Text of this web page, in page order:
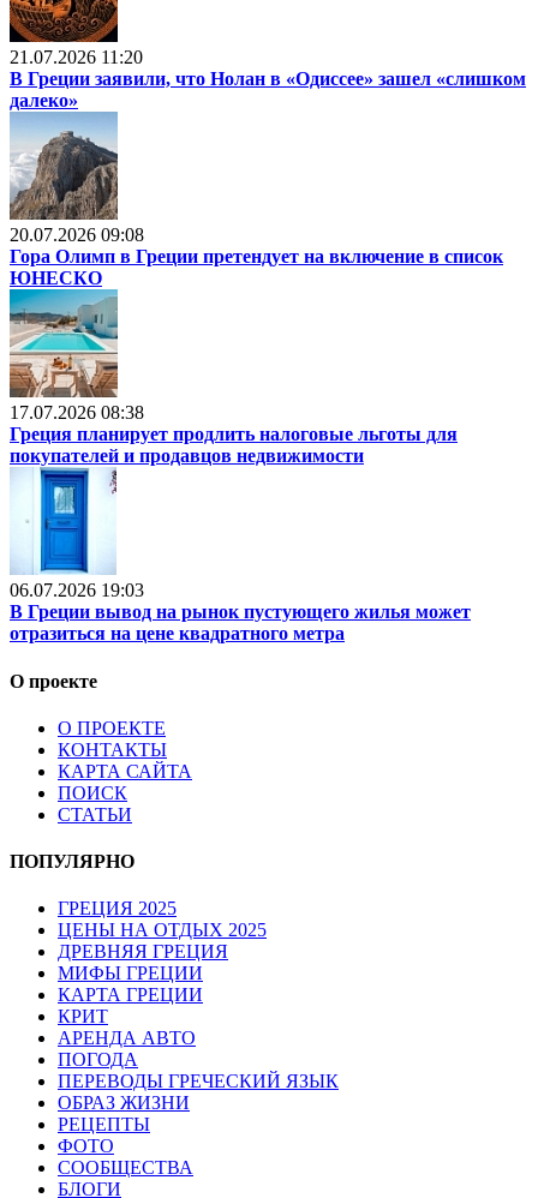
21.07.2026 11:20
В Греции заявили, что Нолан в «Одиссее» зашел «слишком
далеко»
20.07.2026 09:08
Гора Олимп в Греции претендует на включение в список
ЮНЕСКО
17.07.2026 08:38
Греция планирует продлить налоговые льготы для
покупателей и продавцов недвижимости
06.07.2026 19:03
В Греции вывод на рынок пустующего жилья может
отразиться на цене квадратного метра
О проекте
О ПРОЕКТЕ
КОНТАКТЫ
КАРТА САЙТА
ПОИСК
СТАТЬИ
ПОПУЛЯРНО
ГРЕЦИЯ 2025
ЦЕНЫ НА ОТДЫХ 2025
ДРЕВНЯЯ ГРЕЦИЯ
МИФЫ ГРЕЦИИ
КАРТА ГРЕЦИИ
КРИТ
АРЕНДА АВТО
ПОГОДА
ПЕРЕВОДЫ ГРЕЧЕСКИЙ ЯЗЫК
ОБРАЗ ЖИЗНИ
РЕЦЕПТЫ
ФОТО
СООБЩЕСТВА
БЛОГИ